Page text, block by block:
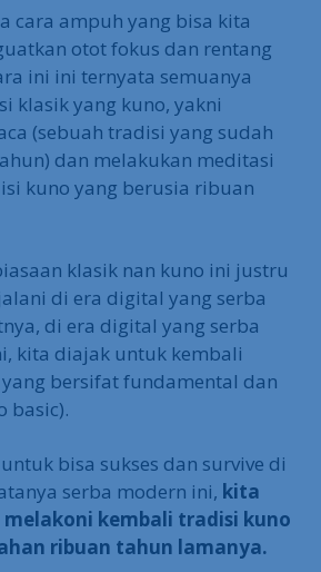
cara ampuh yang bisa kita
otot fokus dan rentang
ini ini ternyata semuanya
klasik yang kuno, yakni
(sebuah tradisi yang sudah
dan melakukan meditasi
kuno yang berusia ribuan
klasik nan kuno ini justru
di era digital yang serba
di era digital yang serba
kita diajak untuk kembali
bersifat fundamental dan
basic).
bisa sukses dan survive di
serba modern ini, kita
melakoni kembali tradisi kuno
ribuan tahun lamanya.